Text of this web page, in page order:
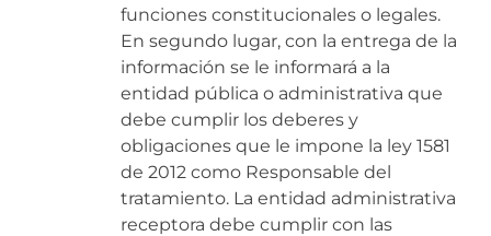
funciones constitucionales o legales.
En segundo lugar, con la entrega de la
información se le informará a la
entidad pública o administrativa que
debe cumplir los deberes y
obligaciones que le impone la ley 1581
de 2012 como Responsable del
tratamiento. La entidad administrativa
receptora debe cumplir con las